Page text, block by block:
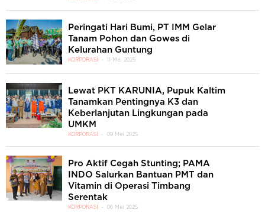
Peringati Hari Bumi, PT IMM Gelar
Tanam Pohon dan Gowes di
Kelurahan Guntung
KORPORASI 11 Mei 2025
Lewat PKT KARUNIA, Pupuk Kaltim
Tanamkan Pentingnya K3 dan
Keberlanjutan Lingkungan pada
UMKM
KORPORASI 09 Mei 2025
Pro Aktif Cegah Stunting; PAMA
INDO Salurkan Bantuan PMT dan
Vitamin di Operasi Timbang
Serentak
KORPORASI 06 Mei 2025